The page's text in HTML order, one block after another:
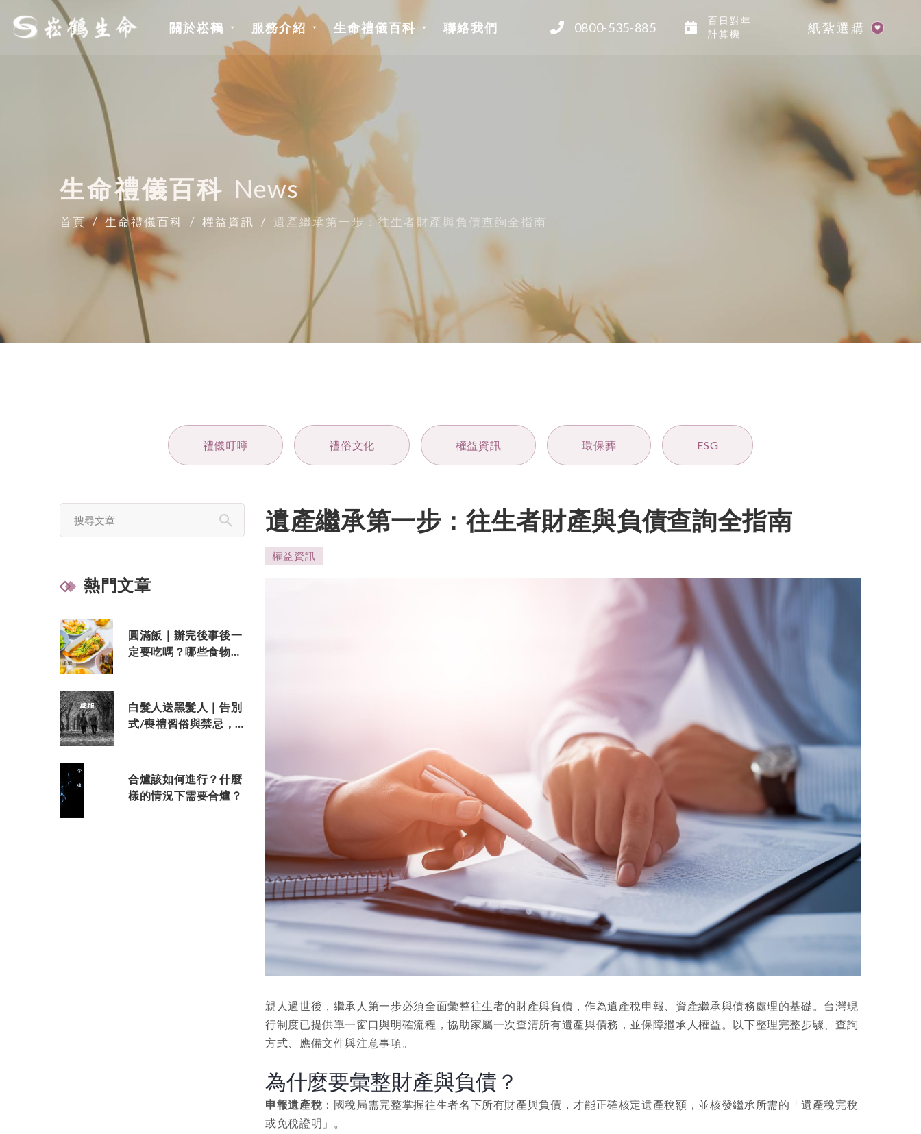
關於崧鶴 服務介紹 生命禮儀百科 聯絡我們 0800-535-885
百日對年
計算機
紙紮選購
生命禮儀百科 News
首頁 生命禮儀百科 權益資訊 遺產繼承第一步：往生者財產與負債查詢全指南
禮儀叮嚀 禮俗文化 權益資訊 環保葬 ESG
熱門文章
圓滿飯｜辦完後事後一
定要吃嗎？哪些食物又
白髮人送黑髮人｜告別
式/喪禮習俗與禁忌，
合爐該如何進行？什麼
樣的情況下需要合爐？
遺產繼承第一步：往生者財產與負債查詢全指南
權益資訊
親人過世後，繼承人第一步必須全面彙整往生者的財產與負債，作為遺產稅申報、資產繼承與債務處理的基礎。台灣現
行制度已提供單一窗口與明確流程，協助家屬一次查清所有遺產與債務，並保障繼承人權益。以下整理完整步驟、查詢
方式、應備文件與注意事項。
為什麼要彙整財產與負債？
申報遺產稅 ：國稅局需完整掌握往生者名下所有財產與負債，才能正確核定遺產稅額，並核發繼承所需的「遺產稅完稅
或免稅證明」。